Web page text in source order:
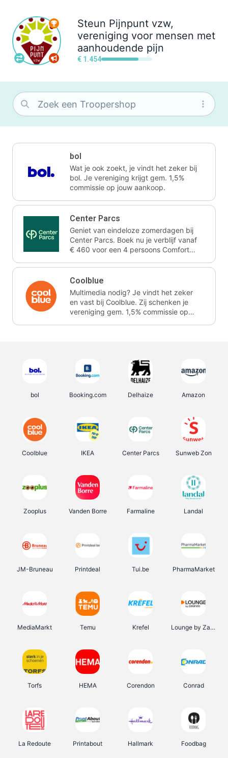
Steun Pijnpunt vzw,
vereniging voor mensen met
aanhoudende pijn
€ 1.454
bol
Wat je ook zoekt, je vindt het zeker bij
bol. Je vereniging krijgt gem. 1,5%
commissie op jouw aankoop.
Center Parcs
Geniet van eindeloze zomerdagen bij
Center Parcs. Boek nu je verblijf vanaf
€ 460 voor een 4 persoons Comfort
je vereniging gem. 2,4% commissie.
Coolblue
Multimedia nodig? Je vindt het zeker
en vast bij Coolblue. Zij schenken je
vereniging gem. 1,5% commissie op
bol Booking.com Delhaize Amazon
Coolblue IKEA Center Parcs Sunweb Zon
Zooplus Vanden Borre Farmaline Landal
JM-Bruneau Printdeal Tui.be PharmaMarket
MediaMarkt Temu Krefel Lounge by Zalando
Torfs HEMA Corendon Conrad
La Redoute Printabout Hallmark Foodbag